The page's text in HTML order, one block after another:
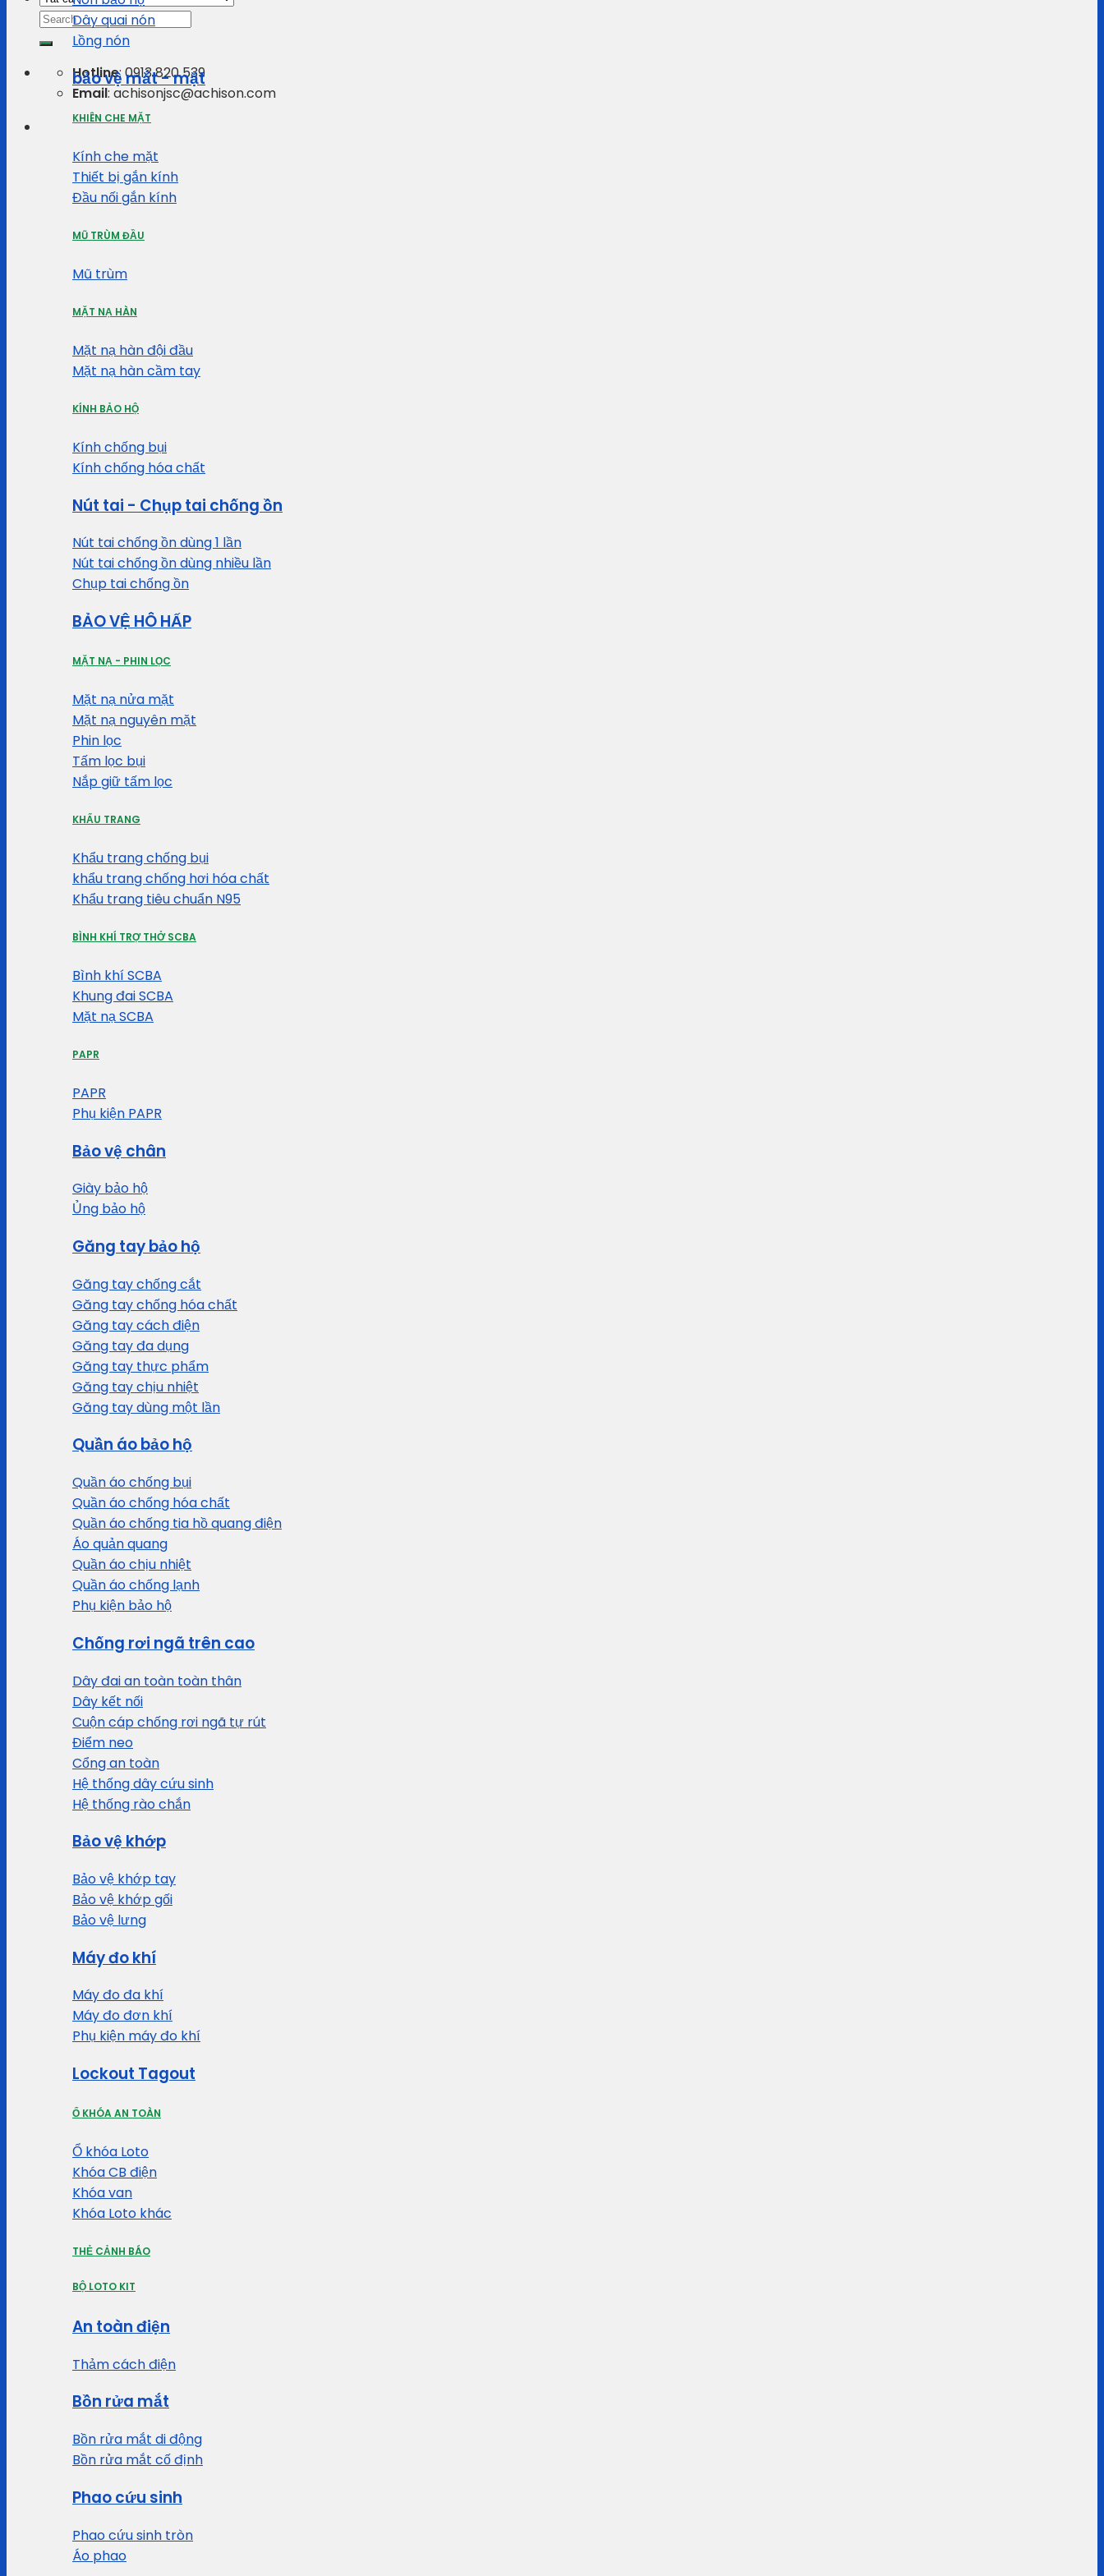
Search
for:
Hotline: 0913 820 539
Email: achisonjsc@achison.com
Dây quai nón
Lồng nón
bảo vệ mắt - mặt
KHIÊN CHE MẶT
Kính che mặt
Thiết bị gắn kính
Đầu nối gắn kính
MŨ TRÙM ĐẦU
Mũ trùm
MẶT NẠ HÀN
Mặt nạ hàn đội đầu
Mặt nạ hàn cầm tay
KÍNH BẢO HỘ
Kính chống bụi
Kính chống hóa chất
Nút tai - Chụp tai chống ồn
Nút tai chống ồn dùng 1 lần
Nút tai chống ồn dùng nhiều lần
Chụp tai chống ồn
BẢO VỆ HÔ HẤP
MẶT NẠ - PHIN LỌC
Mặt nạ nửa mặt
Mặt nạ nguyên mặt
Phin lọc
Tấm lọc bụi
Nắp giữ tấm lọc
KHẨU TRANG
Khẩu trang chống bụi
khẩu trang chống hơi hóa chất
Khẩu trang tiêu chuẩn N95
BÌNH KHÍ TRỢ THỞ SCBA
Bình khí SCBA
Khung đai SCBA
Mặt nạ SCBA
PAPR
PAPR
Phụ kiện PAPR
Bảo vệ chân
Giày bảo hộ
Ủng bảo hộ
Găng tay bảo hộ
Găng tay chống cắt
Găng tay chống hóa chất
Găng tay cách điện
Găng tay đa dụng
Găng tay thực phẩm
Găng tay chịu nhiệt
Găng tay dùng một lần
Quần áo bảo hộ
Quần áo chống bụi
Quần áo chống hóa chất
Quần áo chống tia hồ quang điện
Áo quản quang
Quần áo chịu nhiệt
Quần áo chống lạnh
Phụ kiện bảo hộ
Chống rơi ngã trên cao
Dây đai an toàn toàn thân
Dây kết nối
Cuộn cáp chống rơi ngã tự rút
Điểm neo
Cổng an toàn
Hệ thống dây cứu sinh
Hệ thống rào chắn
Bảo vệ khớp
Bảo vệ khớp tay
Bảo vệ khớp gối
Bảo vệ lưng
Máy đo khí
Máy đo đa khí
Máy đo đơn khí
Phụ kiện máy đo khí
Lockout Tagout
Ổ KHÓA AN TOÀN
Ổ khóa Loto
Khóa CB điện
Khóa van
Khóa Loto khác
THẺ CẢNH BÁO
BỘ LOTO KIT
An toàn điện
Thảm cách điện
Bồn rửa mắt
Bồn rửa mắt di động
Bồn rửa mắt cố định
Phao cứu sinh
Phao cứu sinh tròn
Áo phao